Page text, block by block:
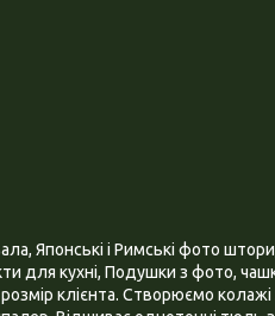
і Римські фото штори,
кухні, Подушки з фото,
клієнта. Створюємо